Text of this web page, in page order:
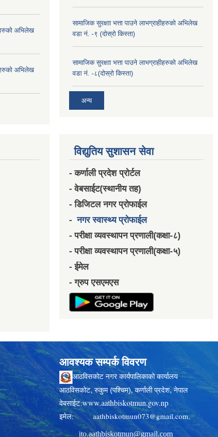
अभिलेख
अभिलेख
सामाजिक सुरक्षाा भत्ता पाउने लाभग्राहीहरुको अभिलेख
वडा नं. -९ (दोस्रो किस्ता)
सामाजिक सुरक्षाा भत्ता पाउने लाभग्राहीहरुको अभिलेख
वडा नं. -८(दोस्रो किस्ता)
अन्य
विद्युतिय सुशासन सेवा
- कर्णाली प्रदेश प्रोर्टल
- वेबसाईट(स्थानीय तह)
- डिजिटल नगर प्रोफाईल
-नगर स्वास्थ्य प्रोफाईल
- परीक्षा व्यवस्थापन प्रणाली(कक्षा-८)
- परीक्षा व्यवस्थापन प्रणाली(कक्षा-५)
- ईमेल
- ग्रुप एसएमएस
आवश्यक सम्पर्क विवरण
आठविसकोट नगर कार्यपालिकाको कार्यालय
आठविसकोट, रुकुम (पश्चिम), कर्णाली प्रदेश, नेपाल
वेबसाईट:www.aathbiskotmun.gov.np
इमेल: aathbiskotmun073@gmail.com,
ito.aathbiskotmun@gmail.com